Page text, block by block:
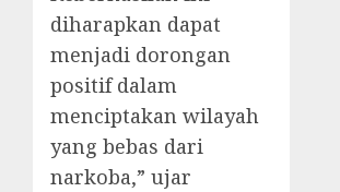
diharapkan dapat
menjadi dorongan
positif dalam
menciptakan wilayah
yang bebas dari
narkoba,” ujar